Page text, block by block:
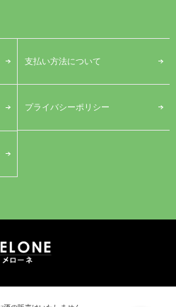
支払い方法について
プライバシーポリシー